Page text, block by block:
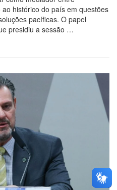
histórico do país em questões
pacíficas. O papel
presidiu a sessão …